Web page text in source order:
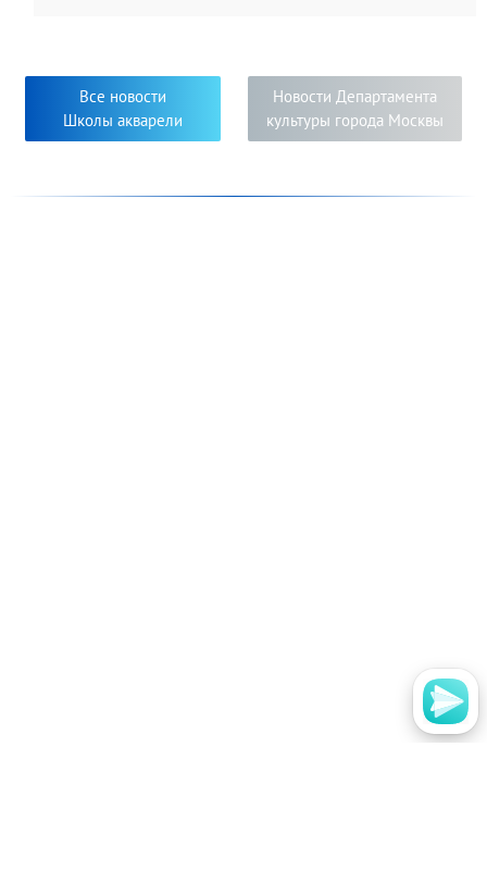
новизна исполнения работ свидетельствуют о серьёзном
творческом погружении в мир изобразительного
искусства педагогов и их учеников.
Все новости
Школы акварели
Новости Департамента
культуры города Москвы